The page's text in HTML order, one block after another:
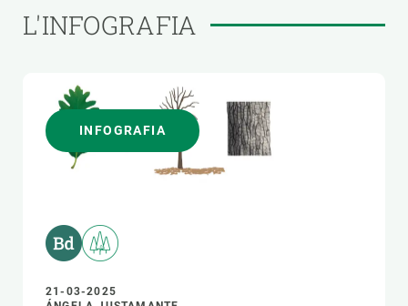
L'INFOGRAFIA
INFOGRAFIA
21-03-2025